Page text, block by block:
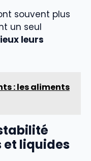
souvent plus
un seul
leurs
: les aliments
et liquides